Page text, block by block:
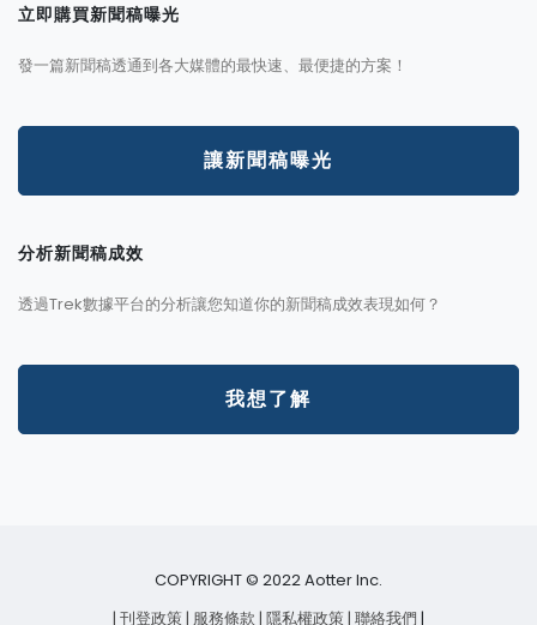
立即購買新聞稿曝光
發一篇新聞稿透通到各大媒體的最快速、最便捷的方案！
讓新聞稿曝光
分析新聞稿成效
透過Trek數據平台的分析讓您知道你的新聞稿成效表現如何？
我想了解
COPYRIGHT © 2022 Aotter Inc.
| 刊登政策| 服務條款 | 隱私權政策| 聯絡我們 |